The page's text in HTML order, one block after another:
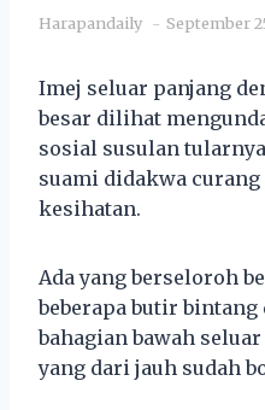
Harapandaily September
Imej seluar panjang
besar dilihat
sosial susulan
suami didakwa
kesihatan.
Ada yang berseloroh
beberapa butir
bahagian bawah
yang dari jauh sudah